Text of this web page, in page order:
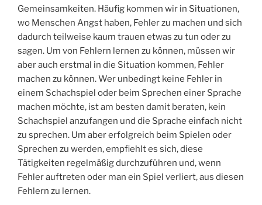
Gemeinsamkeiten. Häufig kommen wir in Situationen,
wo Menschen Angst haben, Fehler zu machen und sich
dadurch teilweise kaum trauen etwas zu tun oder zu
sagen. Um von Fehlern lernen zu können, müssen wir
aber auch erstmal in die Situation kommen, Fehler
machen zu können. Wer unbedingt keine Fehler in
einem Schachspiel oder beim Sprechen einer Sprache
machen möchte, ist am besten damit beraten, kein
Schachspiel anzufangen und die Sprache einfach nicht
zu sprechen. Um aber erfolgreich beim Spielen oder
Sprechen zu werden, empfiehlt es sich, diese
Tätigkeiten regelmäßig durchzuführen und, wenn
Fehler auftreten oder man ein Spiel verliert, aus diesen
Fehlern zu lernen.